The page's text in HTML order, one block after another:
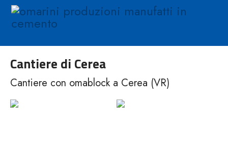
Cantiere di Cerea
Cantiere con omablock a Cerea (VR)